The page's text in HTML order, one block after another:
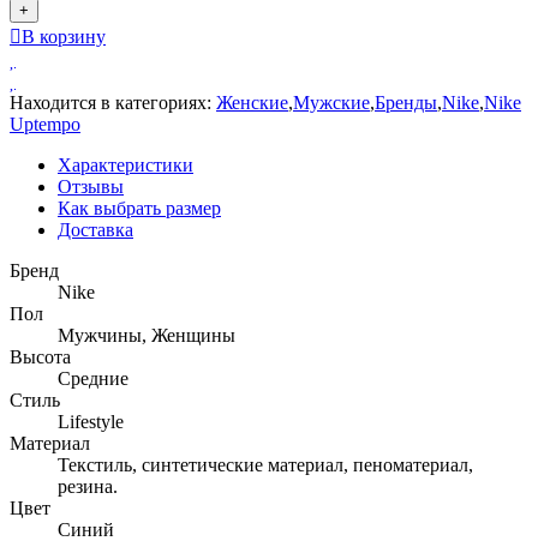
+
В корзину
Находится в категориях: Женские,Мужские,Бренды,Nike,Nike
Uptempo
Характеристики
Отзывы
Как выбрать размер
Доставка
Бренд
Nike
Пол
Мужчины, Женщины
Высота
Средние
Стиль
Lifestyle
Материал
Текстиль, синтетические материал, пеноматериал,
резина.
Цвет
Синий